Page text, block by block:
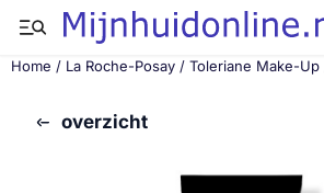
Cookievoorkeuren zijn momenteel
Home / La Roche-Posay / Toleriane Make-Up
overzicht